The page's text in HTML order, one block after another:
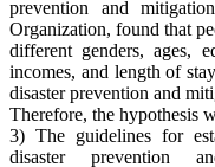
prevention and
Organization, found that
different genders, ages,
incomes, and length of
disaster prevention and
Therefore, the hypothesis
3) The guidelines for
disaster prevention